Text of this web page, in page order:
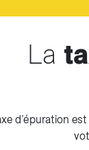
La
d’épuration